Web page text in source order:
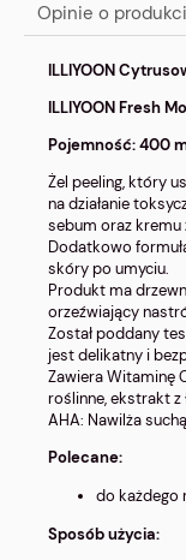
Opinie o
ILLIYOON
ILLIYOON Fresh
Pojemność: 400
Żel peeling, który
na działanie
sebum oraz kremu
Dodatkowo
skóry po umyciu.
Produkt ma
orzeźwiający
Został poddany
jest delikatny i
Zawiera Witaminę
roślinne, ekstrakt z
AHA: Nawilża
Polecane:
do każdego
Sposób użycia: